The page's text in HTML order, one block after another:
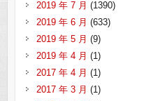
2019 年 7 月 (1390)
2019 年 6 月 (633)
2019 年 5 月 (9)
2019 年 4 月 (1)
2017 年 4 月 (1)
2017 年 3 月 (1)